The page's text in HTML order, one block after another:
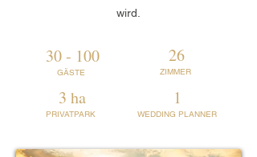
wird.
30 - 100
GÄSTE
26
ZIMMER
3 ha
PRIVATPARK
1
WEDDING PLANNER